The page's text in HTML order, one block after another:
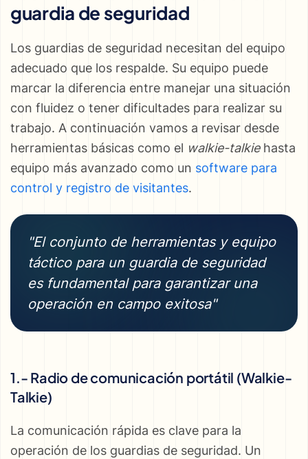
guardia de seguridad
Los guardias de seguridad necesitan del equipo
adecuado que los respalde. Su equipo puede
marcar la diferencia entre manejar una situación
con fluidez o tener dificultades para realizar su
trabajo. A continuación vamos a revisar desde
herramientas básicas como el walkie-talkie hasta
equipo más avanzado como un software para
control y registro de visitantes.
"El conjunto de herramientas y equipo
táctico para un guardia de seguridad
es fundamental para garantizar una
operación en campo exitosa"
1.- Radio de comunicación portátil (Walkie-
Talkie)
La comunicación rápida es clave para la
operación de los guardias de seguridad. Un